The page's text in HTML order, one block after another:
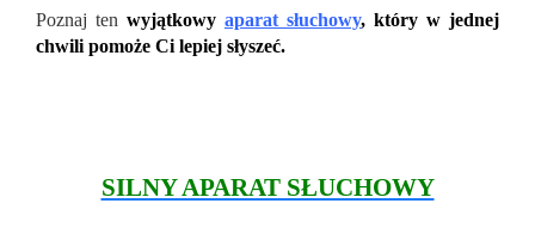
Poznaj ten wyjątkowy aparat słuchowy, który w jednej
chwili pomoże Ci lepiej słyszeć.
SILNY APARAT SŁUCHOWY